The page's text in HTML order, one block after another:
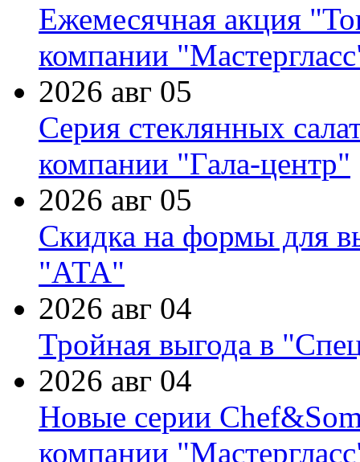
Ежемесячная акция
компании
2026 авг 05
Серия стеклянных
компании "Гала-центр"
2026 авг 05
Скидка на формы для
"АТА"
2026 авг 04
Тройная выгода в
2026 авг 04
Новые серии
компании